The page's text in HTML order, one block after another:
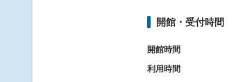
開館・受付時間
開館時間
利用時間